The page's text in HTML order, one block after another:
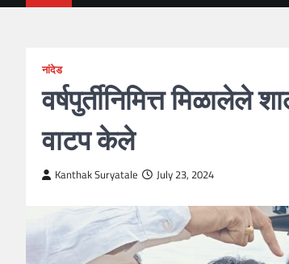
नांदेड
वर्षपुर्तीनिमित्त
वाटप केले
Kanthak Suryatale July 23, 2024